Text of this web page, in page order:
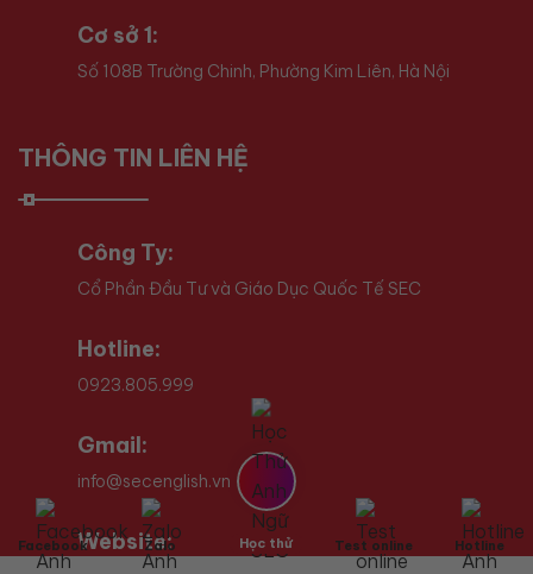
Cơ sở 1:
Số 108B Trường Chinh, Phường Kim Liên, Hà Nội
THÔNG TIN LIÊN HỆ
Công Ty:
Cổ Phần Đầu Tư và Giáo Dục Quốc Tế SEC
Hotline:
0923.805.999
Gmail:
info@secenglish.vn
Website:
Facebook Zalo Học thử Test online Hotline